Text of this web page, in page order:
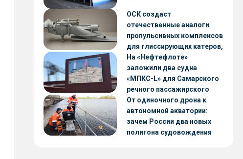
ОСК создаст
отечественные аналоги
пропульсивных комплексов
для глиссирующих катеров,
скоростных судов и судов с
малой осадкой
На «Нефтефлоте»
заложили два судна
«МПКС-L» для Самарского
речного пассажирского
предприятия
От одиночного дрона к
автономной акватории:
зачем России два новых
полигона судовождения